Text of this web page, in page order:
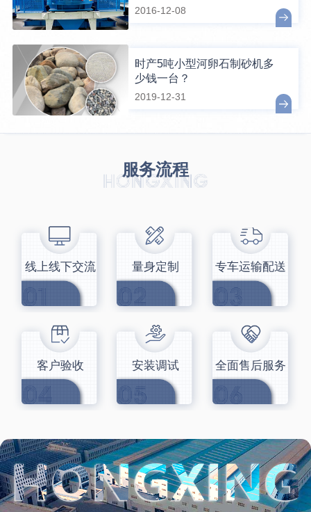
2016-12-08
时产5吨小型河卵石制砂机多
少钱一台？
2019-12-31
服务流程
线上线下交流 量身定制 专车运输配送
客户验收 安装调试 全面售后服务